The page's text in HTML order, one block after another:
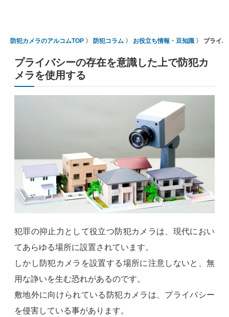
防犯カメラのアルコムTOP 防犯コラム お役立ち情報・豆知識 プライ
プライバシーの存在を意識した上で防犯カ
メラを使用する
犯罪の抑止力として役立つ防犯カメラは、現代におい
てあらゆる場所に設置されています。
しかし防犯カメラを設置する場所に注意しないと、無
用な諍いを生む恐れがあるのです。
敷地外に向けられている防犯カメラは、プライバシー
を侵害している事があります。